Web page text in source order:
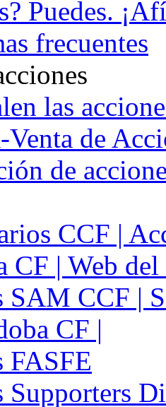
Puedes.
frecuentes
las
Venta de
de
CCF |
CF | Web
SAM CCF |
CF |
FASFE
Supporters